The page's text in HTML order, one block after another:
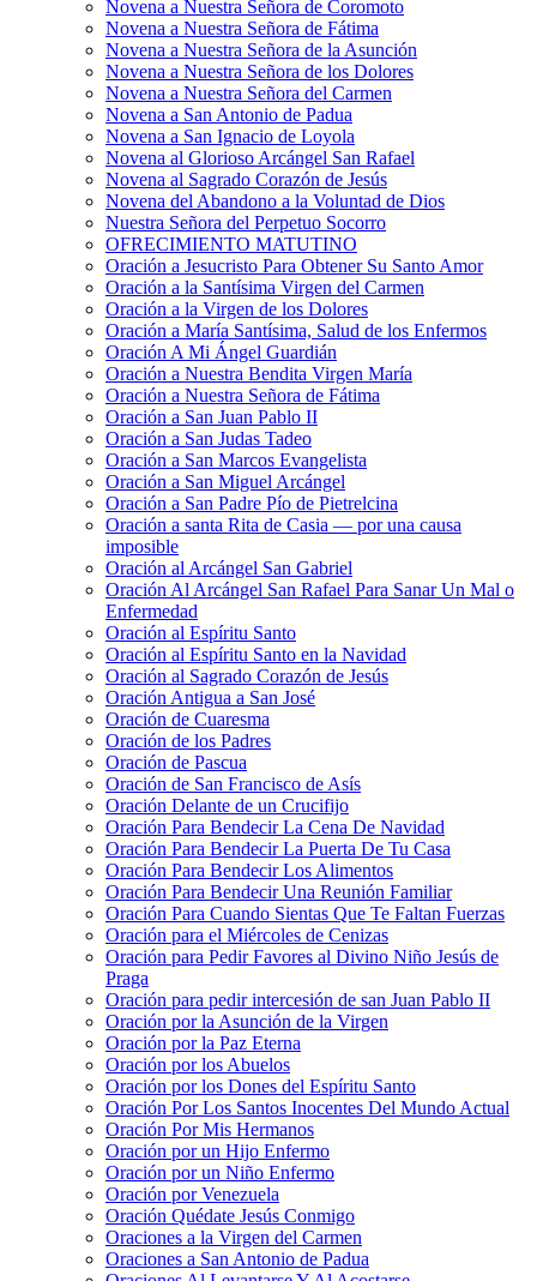
Novena a Nuestra Señora de Coromoto
Novena a Nuestra Señora de Fátima
Novena a Nuestra Señora de la Asunción
Novena a Nuestra Señora de los Dolores
Novena a Nuestra Señora del Carmen
Novena a San Antonio de Padua
Novena a San Ignacio de Loyola
Novena al Glorioso Arcángel San Rafael
Novena al Sagrado Corazón de Jesús
Novena del Abandono a la Voluntad de Dios
Nuestra Señora del Perpetuo Socorro
OFRECIMIENTO MATUTINO
Oración a Jesucristo Para Obtener Su Santo Amor
Oración a la Santísima Virgen del Carmen
Oración a la Virgen de los Dolores
Oración a María Santísima, Salud de los Enfermos
Oración A Mi Ángel Guardián
Oración a Nuestra Bendita Virgen María
Oración a Nuestra Señora de Fátima
Oración a San Juan Pablo II
Oración a San Judas Tadeo
Oración a San Marcos Evangelista
Oración a San Miguel Arcángel
Oración a San Padre Pío de Pietrelcina
Oración a santa Rita de Casia — por una causa
imposible
Oración al Arcángel San Gabriel
Oración Al Arcángel San Rafael Para Sanar Un Mal o
Enfermedad
Oración al Espíritu Santo
Oración al Espíritu Santo en la Navidad
Oración al Sagrado Corazón de Jesús
Oración Antigua a San José
Oración de Cuaresma
Oración de los Padres
Oración de Pascua
Oración de San Francisco de Asís
Oración Delante de un Crucifijo
Oración Para Bendecir La Cena De Navidad
Oración Para Bendecir La Puerta De Tu Casa
Oración Para Bendecir Los Alimentos
Oración Para Bendecir Una Reunión Familiar
Oración Para Cuando Sientas Que Te Faltan Fuerzas
Oración para el Miércoles de Cenizas
Oración para Pedir Favores al Divino Niño Jesús de
Praga
Oración para pedir intercesión de san Juan Pablo II
Oración por la Asunción de la Virgen
Oración por la Paz Eterna
Oración por los Abuelos
Oración por los Dones del Espíritu Santo
Oración Por Los Santos Inocentes Del Mundo Actual
Oración Por Mis Hermanos
Oración por un Hijo Enfermo
Oración por un Niño Enfermo
Oración por Venezuela
Oración Quédate Jesús Conmigo
Oraciones a la Virgen del Carmen
Oraciones a San Antonio de Padua